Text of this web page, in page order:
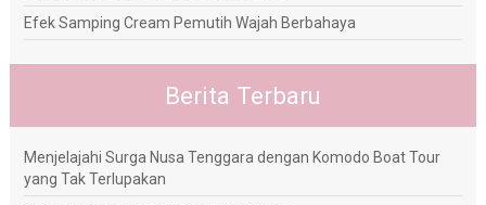
Efek Samping Cream Pemutih Wajah Berbahaya
Berita Terbaru
Menjelajahi Surga Nusa Tenggara dengan Komodo Boat Tour
yang Tak Terlupakan